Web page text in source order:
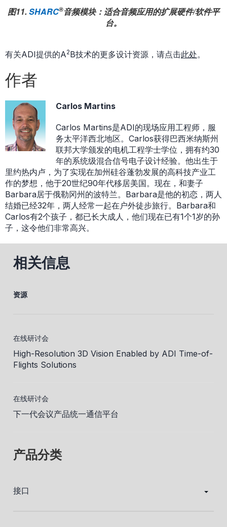
图11. SHARC®音频模块：适合音频应用的扩展硬件/软件平
台。
有关ADI提供的A2B技术的更多设计资源，请点击此处。
作者
Carlos Martins
Carlos Martins是ADI的现场应用工程师，服
务太平洋西北地区。Carlos获得巴西米纳斯州
联邦大学颁发的电机工程学士学位，拥有约30
年的系统级混合信号电子设计经验。他出生于
里约热内卢，为了实现在加州硅谷蓬勃发展的高科技产业工
作的梦想，他于20世纪90年代移居美国。现在，和妻子
Barbara居于俄勒冈州的波特兰。Barbara是他的初恋，两人
结婚已经32年，两人经常一起在户外徒步旅行。Barbara和
Carlos有2个孩子，都已长大成人，他们现在已有1个1岁的孙
子，这令他们非常高兴。
相关信息
资源
在线研讨会
High-Resolution 3D Vision Enabled by ADI Time-of-
Flights Solutions
在线研讨会
下一代会议产品统一通信平台
产品分类
接口